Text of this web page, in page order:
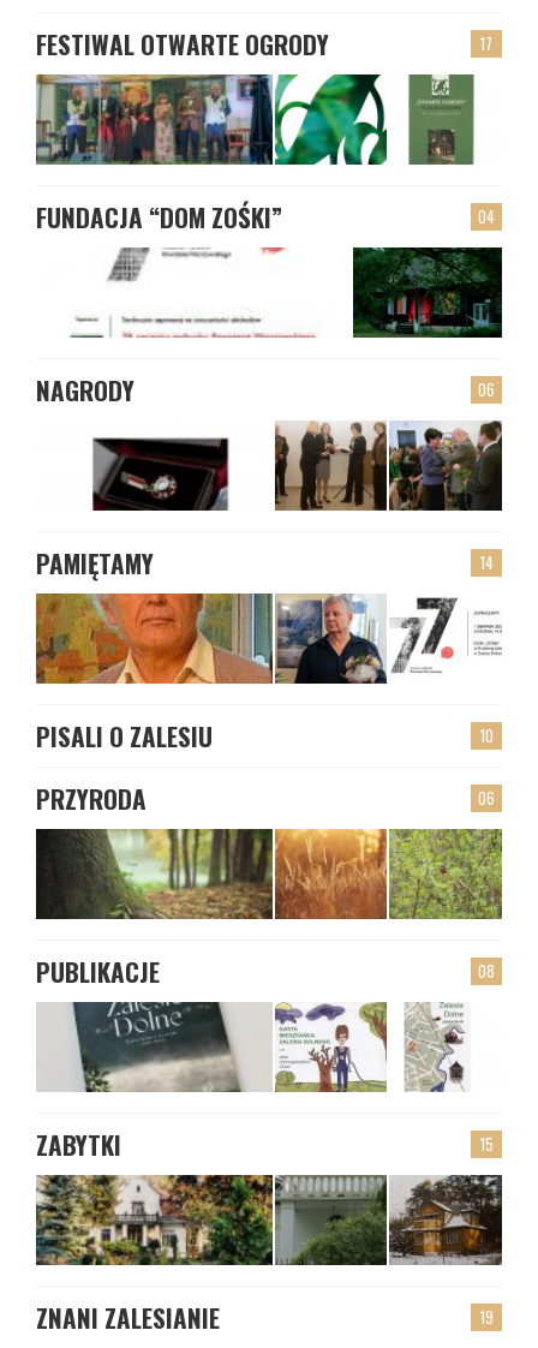
17
FESTIWAL OTWARTE OGRODY
04
FUNDACJA “DOM ZOŚKI”
06
NAGRODY
14
PAMIĘTAMY
10
PISALI O ZALESIU
06
PRZYRODA
08
PUBLIKACJE
15
ZABYTKI
19
ZNANI ZALESIANIE